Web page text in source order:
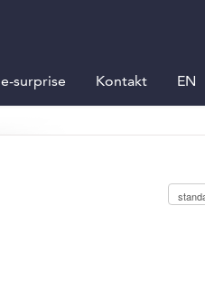
e-surprise Kontakt EN